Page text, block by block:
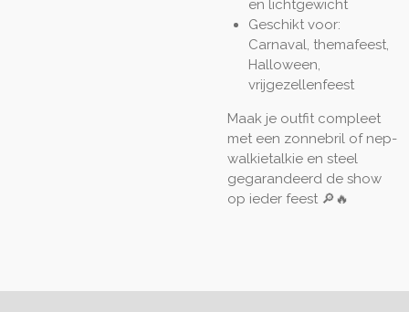
en lichtgewicht
Geschikt voor:
Carnaval, themafeest,
Halloween,
vrijgezellenfeest
Maak je outfit compleet
met een zonnebril of nep-
walkietalkie en steel
gegarandeerd de show
op ieder feest 🔎🔥